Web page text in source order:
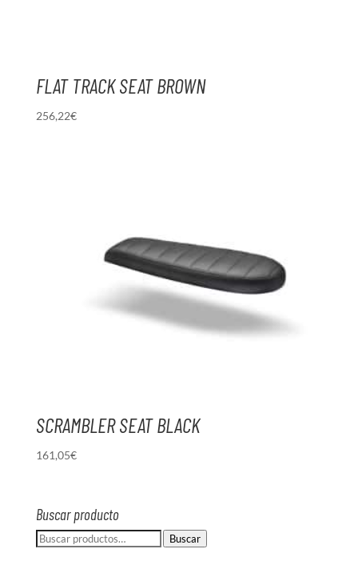
FLAT TRACK SEAT BROWN
256,22€
SCRAMBLER SEAT BLACK
161,05€
Buscar producto
Buscar
Buscar